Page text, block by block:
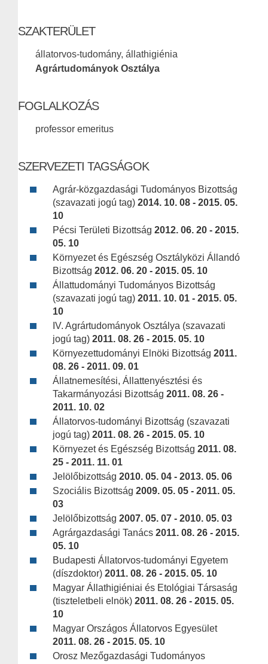
SZAKTERÜLET
állatorvos-tudomány, állathigiénia
Agrártudományok Osztálya
FOGLALKOZÁS
professor emeritus
SZERVEZETI TAGSÁGOK
Agrár-közgazdasági Tudományos Bizottság
(szavazati jogú tag) 2014. 10. 08 - 2015. 05.
10
Pécsi Területi Bizottság 2012. 06. 20 - 2015.
05. 10
Környezet és Egészség Osztályközi Állandó
Bizottság 2012. 06. 20 - 2015. 05. 10
Állattudományi Tudományos Bizottság
(szavazati jogú tag) 2011. 10. 01 - 2015. 05.
10
IV. Agrártudományok Osztálya (szavazati
jogú tag) 2011. 08. 26 - 2015. 05. 10
Környezettudományi Elnöki Bizottság 2011.
08. 26 - 2011. 09. 01
Állatnemesítési, Állattenyésztési és
Takarmányozási Bizottság 2011. 08. 26 -
2011. 10. 02
Állatorvos-tudományi Bizottság (szavazati
jogú tag) 2011. 08. 26 - 2015. 05. 10
Környezet és Egészség Bizottság 2011. 08.
25 - 2011. 11. 01
Jelölőbizottság 2010. 05. 04 - 2013. 05. 06
Szociális Bizottság 2009. 05. 05 - 2011. 05.
03
Jelölőbizottság 2007. 05. 07 - 2010. 05. 03
Agrárgazdasági Tanács 2011. 08. 26 - 2015.
05. 10
Budapesti Állatorvos-tudományi Egyetem
(díszdoktor) 2011. 08. 26 - 2015. 05. 10
Magyar Állathigiéniai és Etológiai Társaság
(tiszteletbeli elnök) 2011. 08. 26 - 2015. 05.
10
Magyar Országos Állatorvos Egyesület
2011. 08. 26 - 2015. 05. 10
Orosz Mezőgazdasági Tudományos